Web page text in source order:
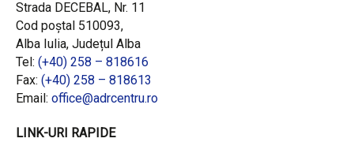
Strada DECEBAL, Nr. 11
Cod poștal 510093,
Alba Iulia, Județul Alba
Tel: (+40) 258 – 818616
Fax: (+40) 258 – 818613
Email: office@adrcentru.ro
LINK-URI RAPIDE